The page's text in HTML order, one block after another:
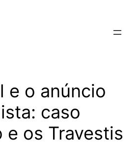
e o anúncio
caso
e os Travestis